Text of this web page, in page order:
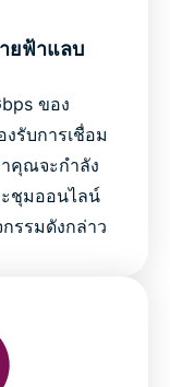
ยฟ้าแลบ
ของ
รับการเชื่อม
คุณจะกำลัง
ชุมออนไลน์
กรรมดังกล่าว